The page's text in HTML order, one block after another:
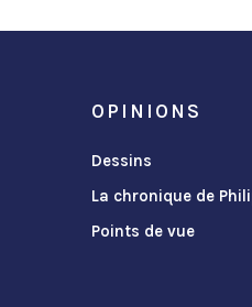
OPINIONS
Dessins
La chronique de
Points de vue